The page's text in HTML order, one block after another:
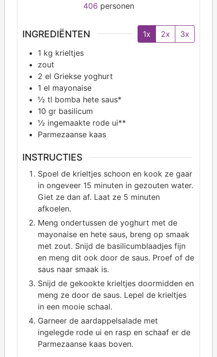
406 personen
INGREDIËNTEN 1x 2x
3x
1 kg krieltjes
zout
2 el Griekse yoghurt
1 el mayonaise
½ tl bomba hete saus*
10 gr basilicum
½ ingemaakte rode ui**
Parmezaanse kaas
INSTRUCTIES
Spoel de krieltjes schoon en kook ze gaar
in ongeveer 15 minuten in gezouten water.
Giet ze dan af. Laat ze 5 minuten
afkoelen.
Meng ondertussen de yoghurt met de
mayonaise en hete saus, breng op smaak
met zout. Snijd de basilicumblaadjes fijn
en meng dit ook door de saus. Proef of de
saus naar smaak is.
Snijd de gekookte krieltjes doormidden en
meng ze door de saus. Lepel de krieltjes
in een mooie schaal.
Garneer de aardappelsalade met
ingelegde rode ui en rasp en schaaf er de
Parmezaanse kaas boven.